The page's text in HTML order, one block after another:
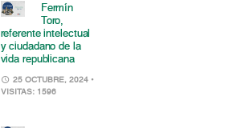
Fermín
Toro,
referente intelectual
y ciudadano de la
vida republicana
25 OCTUBRE, 2024 •
VISITAS: 1596